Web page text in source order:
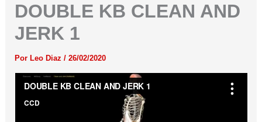
DOUBLE KB CLEAN AND
JERK 1
Por Leo Diaz / 26/02/2020